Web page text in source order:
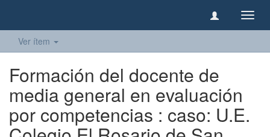
Ver ítem
Formación del docente de
media general en evaluación
por competencias : caso: U.E.